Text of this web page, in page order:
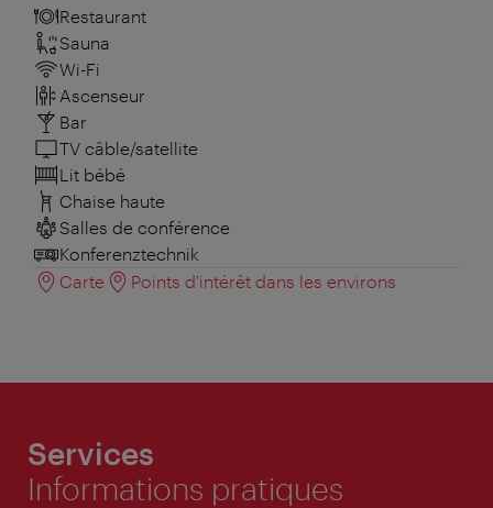
Restaurant
Sauna
Wi-Fi
Ascenseur
Bar
TV câble/satellite
Lit bébé
Chaise haute
Salles de conférence
Konferenztechnik
Carte
Points d'intérêt dans les environs
Services
Informations pratiques